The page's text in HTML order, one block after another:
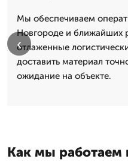
Мы обеспечиваем
Новгороде и ближайших
отлаженные
доставить материал
ожидание на объекте.
‹
Как мы работаем